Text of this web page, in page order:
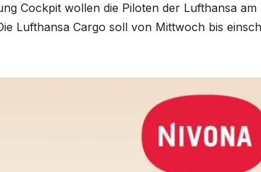
Cockpit wollen die Piloten der Lufthansa
Lufthansa Cargo soll von Mittwoch bis